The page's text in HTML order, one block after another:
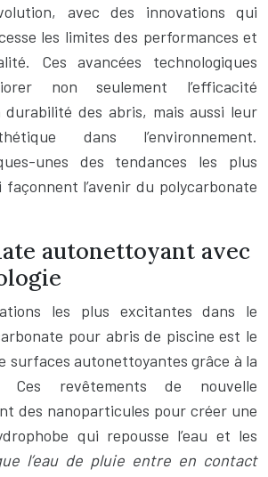
avec des innovations qui
les limites des performances et
Ces avancées technologiques
non seulement l’efficacité
des abris, mais aussi leur
dans l’environnement.
unes des tendances les plus
l’avenir du polycarbonate
autonettoyant avec
les plus excitantes dans le
pour abris de piscine est le
surfaces autonettoyantes grâce à la
Ces revêtements de nouvelle
des nanoparticules pour créer une
qui repousse l’eau et les
l’eau de pluie entre en contact